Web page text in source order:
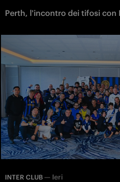
Perth, l'incontro dei tifosi con
INTER CLUB — Ieri